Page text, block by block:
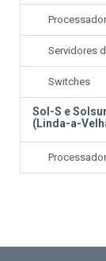
Servidores
Switches
Sol-S e
(Linda-a-